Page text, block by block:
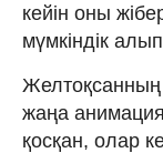
кейін оны
мүмкіндік
жаңа
қосқан, олар